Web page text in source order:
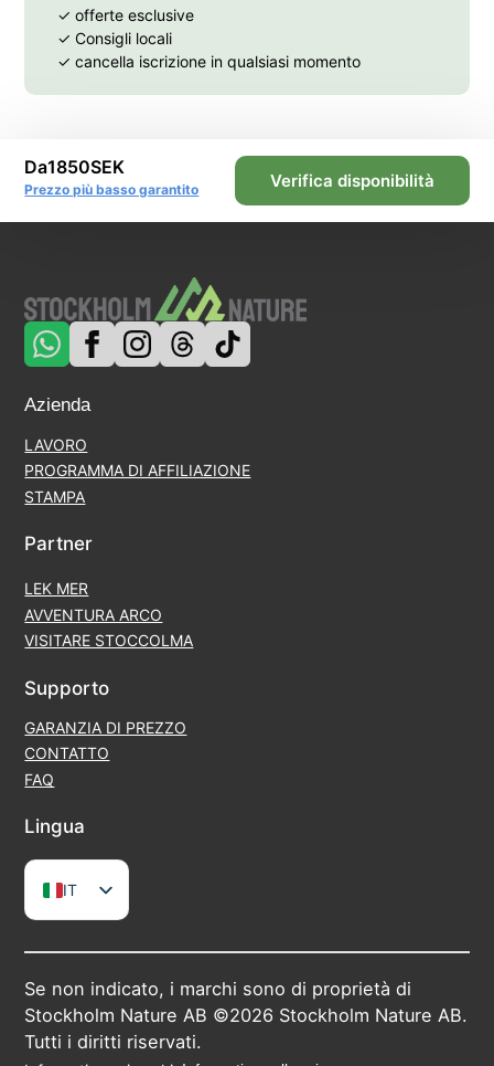
✓ offerte esclusive
✓ Consigli locali
✓ cancella iscrizione in qualsiasi momento
Da1850SEK
Prezzo più basso garantito Verifica disponibilità
Azienda
LAVORO
PROGRAMMA DI AFFILIAZIONE
STAMPA
Partner
LEK MER
AVVENTURA ARCO
VISITARE STOCCOLMA
Supporto
GARANZIA DI PREZZO
CONTATTO
FAQ
Lingua
IT
EN
DE
FR
Se non indicato, i marchi sono di proprietà di
Stockholm Nature AB ©2026 Stockholm Nature AB.
Tutti i diritti riservati.